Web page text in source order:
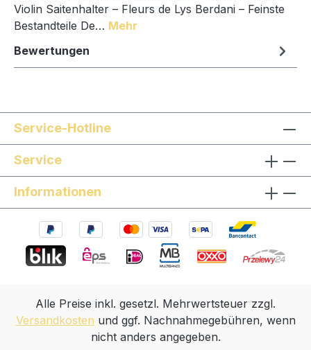
Violin Saitenhalter – Fleurs de Lys Berdani – Feinste
Bestandteile De… Mehr
Bewertungen
Service-Hotline
Service
Informationen
Alle Preise inkl. gesetzl. Mehrwertsteuer zzgl.
Versandkosten und ggf. Nachnahmegebühren, wenn
nicht anders angegeben.